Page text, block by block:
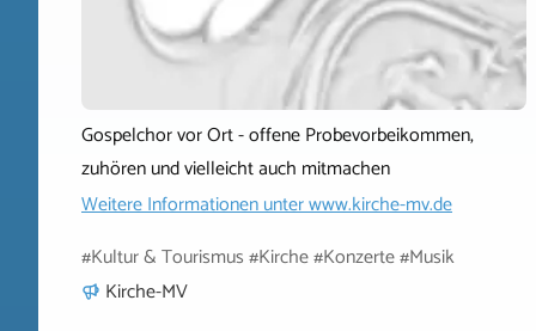
Gospelchor vor Ort - offene Probevorbeikommen,
zuhören und vielleicht auch mitmachen
Weitere Informationen unterwww.kirche-mv.de
#Kultur & Tourismus #Kirche #Konzerte #Musik
Kirche-MV